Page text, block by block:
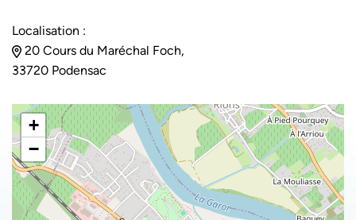
Localisation :
20 Cours du Maréchal Foch,
33720 Podensac
+
−